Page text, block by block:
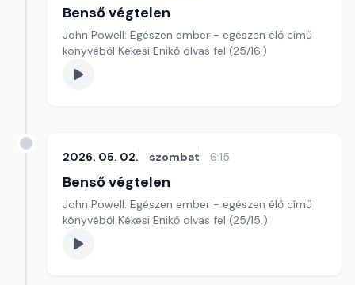
Benső végtelen
John Powell: Egészen ember - egészen élő című
könyvéből Kékesi Enikő olvas fel (25/16.)
2026. 05. 02. szombat 6:15
Benső végtelen
John Powell: Egészen ember - egészen élő című
könyvéből Kékesi Enikő olvas fel (25/15.)